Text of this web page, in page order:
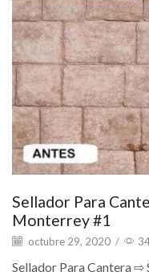
Sellador Para
Monterrey #1
octubre 29, 2020 /
Sellador Para Cantera ⇨